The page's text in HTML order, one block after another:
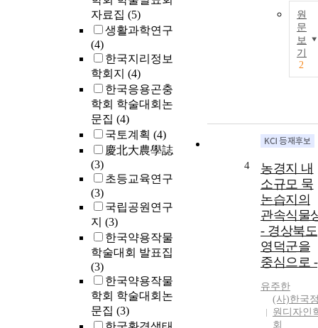
자료집 (5)
생활과학연구
(4)
한국지리정보
학회지 (4)
한국응용곤충
학회 학술대회논
문집 (4)
국토계획 (4)
慶北大農學誌
(3)
초등교육연구
(3)
국립공원연구
지 (3)
한국약용작물
학술대회 발표집
(3)
한국약용작물
학회 학술대회논
문집 (3)
원
문
보
기
2
4
농경지 내
소규모 묵
논습지의
관속식물
- 경상북도
영덕군을
중심으로 -
유주한
(사)한국
원디자인
회